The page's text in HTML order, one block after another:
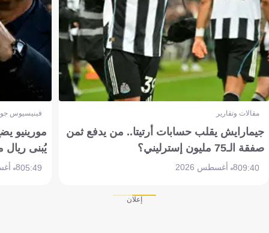
مقالات وتقارير
جيمارايش يقلب حسابات أرتيتا.. من يدفع ثمن
صفقة الـ75 مليون إسترليني؟
09:408 أغسطس 2026
فينيسيوس
مورينيو
يُبنى ريال
05:498 أغسطس 2026
إعلان